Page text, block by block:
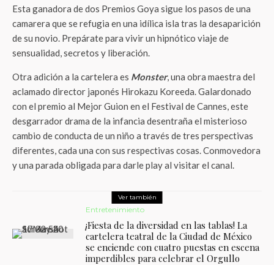
Esta ganadora de dos Premios Goya sigue los pasos de una
camarera que se refugia en una idílica isla tras la desaparición
de su novio. Prepárate para vivir un hipnótico viaje de
sensualidad, secretos y liberación.
Otra adición a la cartelera es Monster, una obra maestra del
aclamado director japonés Hirokazu Koreeda. Galardonado
con el premio al Mejor Guion en el Festival de Cannes, este
desgarrador drama de la infancia desentraña el misterioso
cambio de conducta de un niño a través de tres perspectivas
diferentes, cada una con sus respectivas cosas. Conmovedora
y una parada obligada para darle play al visitar el canal.
Ver también
Entretenimiento
¡Fiesta de la diversidad en las tablas! La
cartelera teatral de la Ciudad de México
se enciende con cuatro puestas en escena
imperdibles para celebrar el Orgullo